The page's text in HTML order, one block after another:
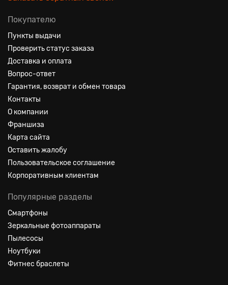
Покупателю
Пункты выдачи
Проверить статус заказа
Доставка и оплата
Вопрос-ответ
Гарантия, возврат и обмен товара
Контакты
О компании
Франшиза
Карта сайта
Оставить жалобу
Пользовательское соглашение
Корпоративным клиентам
Популярные разделы
Смартфоны
Зеркальные фотоаппараты
Пылесосы
Ноутбуки
Фитнес браслеты